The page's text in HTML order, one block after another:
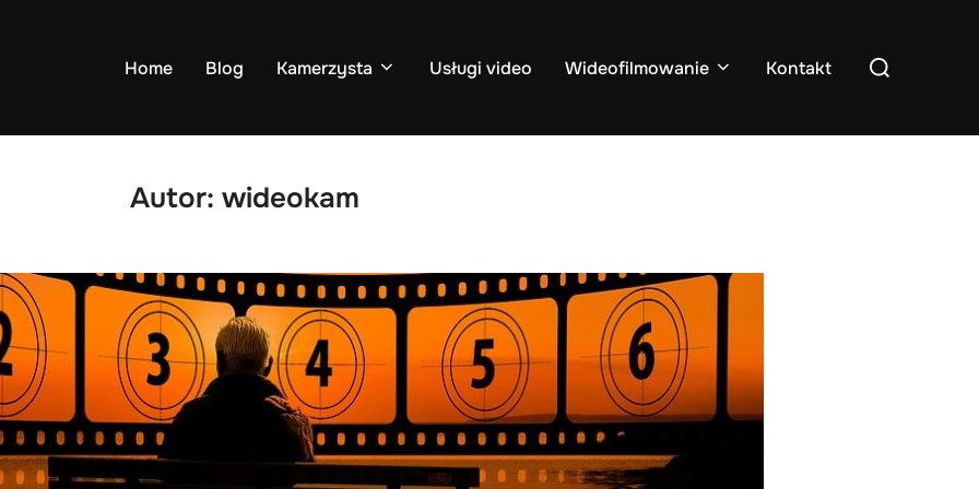
Home Blog Kamerzysta Usługi video Wideofilmowanie Kontakt
Search
Autor: wideokam